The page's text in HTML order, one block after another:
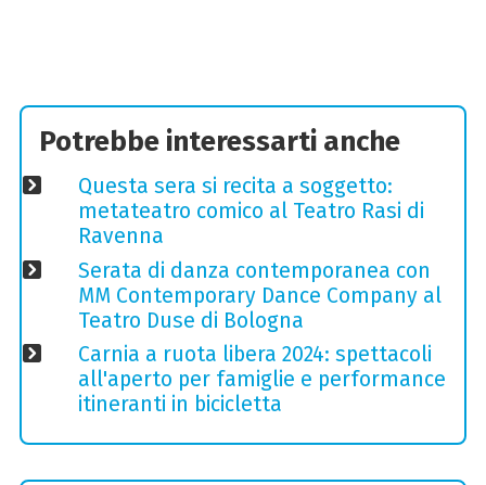
Potrebbe interessarti anche
Questa sera si recita a soggetto:
metateatro comico al Teatro Rasi di
Ravenna
Serata di danza contemporanea con
MM Contemporary Dance Company al
Teatro Duse di Bologna
Carnia a ruota libera 2024: spettacoli
all'aperto per famiglie e performance
itineranti in bicicletta